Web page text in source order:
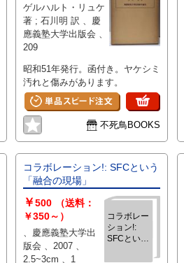
ゲルハルト・リュケ
著 ; 石川明 訳 、慶
應義塾大学出版会 、
209
昭和51年発行。函付き。ヤケシミ
汚れと傷みがあります。
不死鳥BOOKS
コラボレーション!: SFCという
「融合の現場」
コラボレー
ション!:
SFCという
場」
￥500
（送料：
￥350～）
、慶應義塾大学出
版会 、2007 、
2.5~3cm 、1